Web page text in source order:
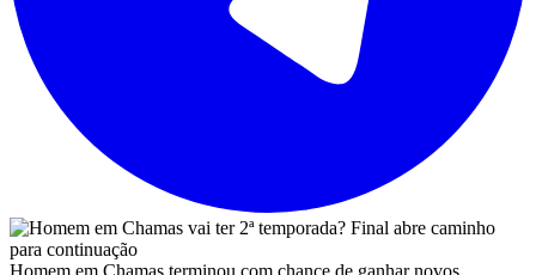
Homem em Chamas terminou com chance de ganhar novos